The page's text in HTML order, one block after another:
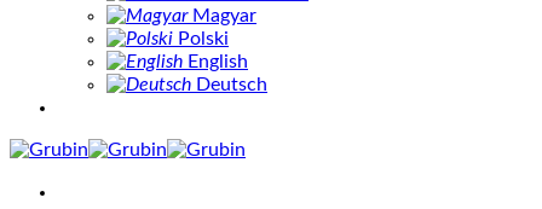
Magyar
Polski
English
Deutsch